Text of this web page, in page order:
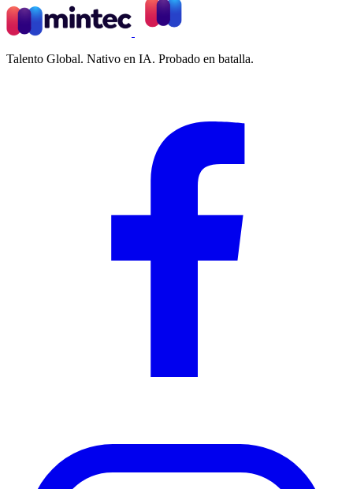
Talento Global. Nativo en IA. Probado en batalla.